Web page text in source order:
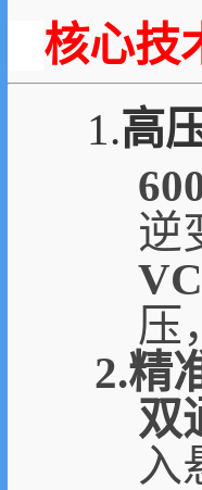
核心技
1.高
逆
压
2.精
双
入